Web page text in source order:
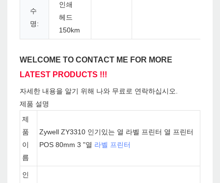
수
명:
인쇄
헤드
150km
WELCOME TO CONTACT ME FOR MORE
LATEST PRODUCTS !!!
자세한 내용을 알기 위해 나와 무료로 연락하십시오.
제품 설명
제
품
이
름
Zywell ZY3310 인기있는 열 라벨 프린터 열 프린터
POS 80mm 3 "열 라벨 프린터
인